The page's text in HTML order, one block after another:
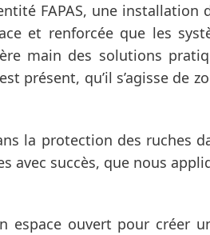
FAPAS, une
et renforcée que les
main des solutions
présent, qu’il s’agisse de
la protection des ruches
avec succès, que nous
espace ouvert pour créer